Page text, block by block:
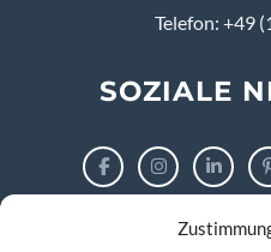
Telefon: +49
SOZIALE